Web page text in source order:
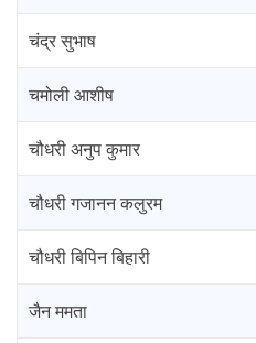
चंद्र सुभाष
चमोली आशीष
चौधरी अनुप कुमार
चौधरी गजानन कलुरम
चौधरी बिपिन बिहारी
जैन ममता